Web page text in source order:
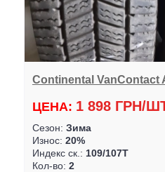
Continental VanContact
ЦЕНА: 1 898 ГРН/
Сезон: Зима
Износ: 20%
Индекс ск.: 109/107T
Кол-во: 2